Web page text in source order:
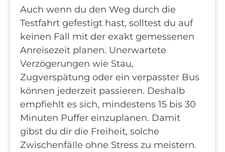
Auch wenn du den Weg durch die
Testfahrt gefestigt hast, solltest du auf
keinen Fall mit der exakt gemessenen
Anreisezeit planen. Unerwartete
Verzögerungen wie Stau,
Zugverspätung oder ein verpasster Bus
können jederzeit passieren. Deshalb
empfiehlt es sich, mindestens 15 bis 30
Minuten Puffer einzuplanen. Damit
gibst du dir die Freiheit, solche
Zwischenfälle ohne Stress zu meistern.